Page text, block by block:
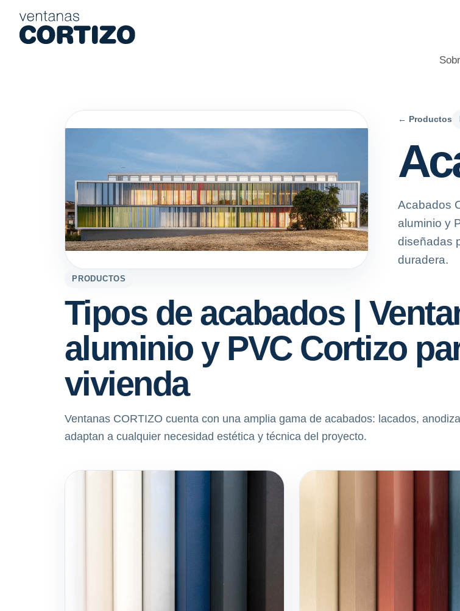
Ventanas Cortizo es una red especializada en ventanas de aluminio y PVC para viviendas, con
Productos
Asesoramiento
← Productos
Acabados
aluminio y
diseñadas
duradera.
PRODUCTOS
Tipos de acabados |
aluminio y PVC Cortizo
vivienda
Ventanas CORTIZO cuenta con una amplia gama de acabados: lacados,
adaptan a cualquier necesidad estética y técnica del proyecto.